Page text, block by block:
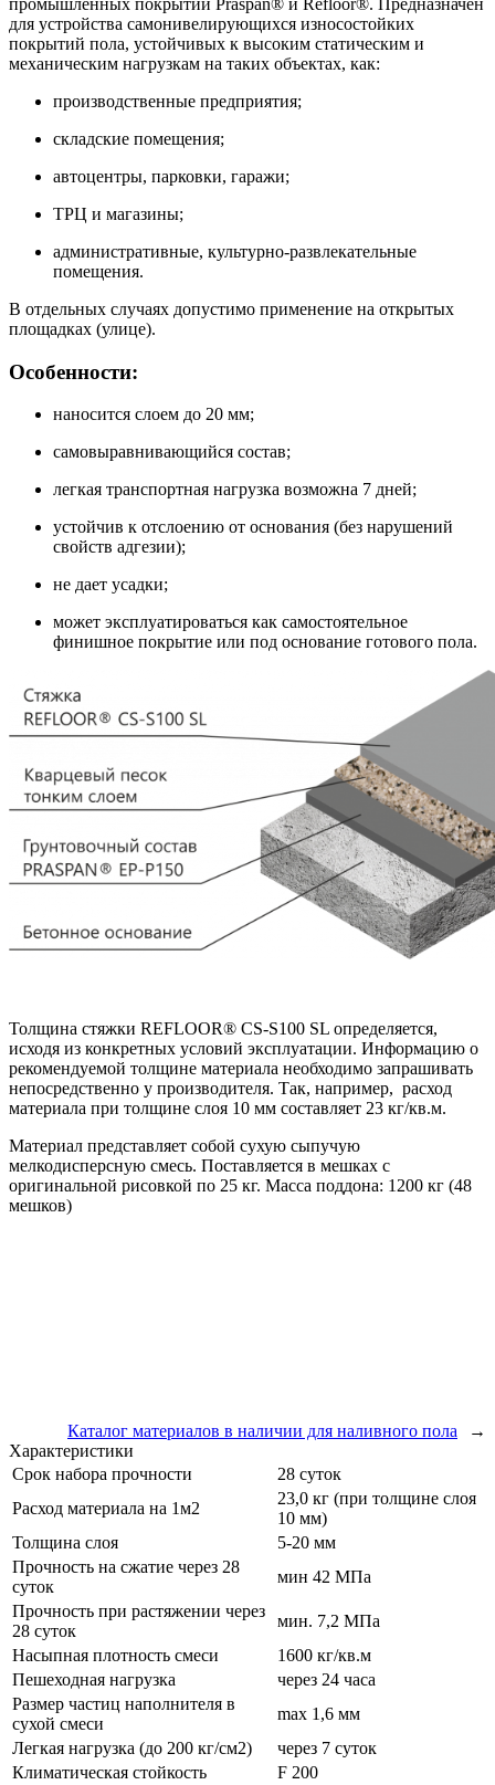
для устройства самонивелирующихся износостойких
покрытий пола, устойчивых к высоким статическим и
механическим нагрузкам на таких объектах, как:
производственные предприятия;
складские помещения;
автоцентры, парковки, гаражи;
ТРЦ и магазины;
административные, культурно-развлекательные
помещения.
В отдельных случаях допустимо применение на открытых
площадках (улице).
Особенности:
наносится слоем до 20 мм;
самовыравнивающийся состав;
легкая транспортная нагрузка возможна 7 дней;
устойчив к отслоению от основания (без нарушений
свойств адгезии);
не дает усадки;
может эксплуатироваться как самостоятельное
финишное покрытие или под основание готового пола.
Толщина стяжки REFLOOR® CS-S100 SL определяется,
исходя из конкретных условий эксплуатации. Информацию о
рекомендуемой толщине материала необходимо запрашивать
непосредственно у производителя. Так, например, расход
материала при толщине слоя 10 мм составляет 23 кг/кв.м.
Материал представляет собой сухую сыпучую
мелкодисперсную смесь. Поставляется в мешках с
оригинальной рисовкой по 25 кг. Масса поддона: 1200 кг (48
мешков)
Каталог материалов в наличии для наливного пола
→
Характеристики
Срок набора прочности
28 суток
Расход материала на 1м2
23,0 кг (при толщине слоя
10 мм)
Толщина слоя
5-20 мм
Прочность на сжатие через 28
суток
мин 42 МПа
Прочность при растяжении через
28 суток
мин. 7,2 МПа
Насыпная плотность смеси
1600 кг/кв.м
Пешеходная нагрузка
через 24 часа
Размер частиц наполнителя в
сухой смеси
max 1,6 мм
Легкая нагрузка (до 200 кг/см2)
через 7 суток
Климатическая стойкость
F 200